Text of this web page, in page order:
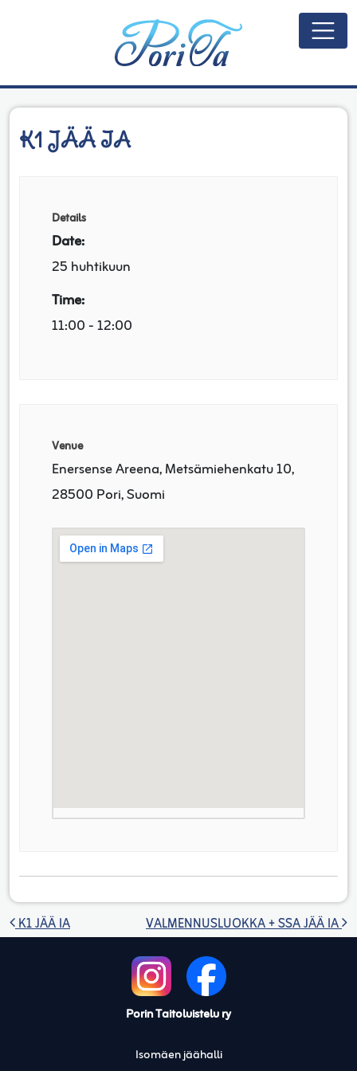
K1 JÄÄ IA
Details
Date:
25 huhtikuun
Time:
11:00 - 12:00
Venue
Enersense Areena, Metsämiehenkatu 10,
28500 Pori, Suomi
Artikkelien selaus
K1 JÄÄ IA VALMENNUSLUOKKA + SSA JÄÄ IA
Porin Taitoluistelu ry
Isomäen jäähalli